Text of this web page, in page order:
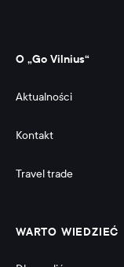
O „Go Vilnius“
Aktualności
Kontakt
Travel trade
WARTO WIEDZIEĆ